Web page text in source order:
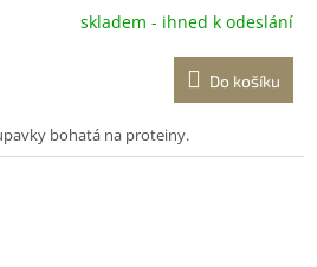
skladem - ihned k odeslání
Do košíku
bohatá na proteiny.